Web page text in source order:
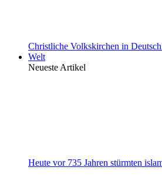
Christliche Volkskirchen in
Welt
Neueste Artikel
Heute vor 735 Jahren stürmten